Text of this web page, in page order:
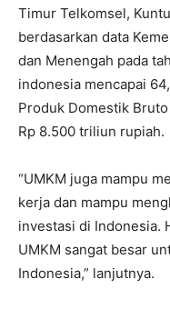
Timur Telkomsel,
berdasarkan data
dan Menengah pada
indonesia mencapai
Produk Domestik
Rp 8.500 triliun rupiah.
“UMKM juga mampu
kerja dan mampu
investasi di Indonesia.
UMKM sangat besar
Indonesia,” lanjutnya.